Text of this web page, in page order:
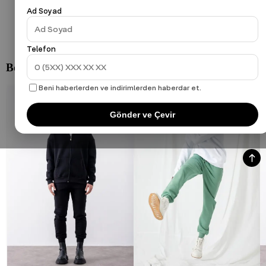
Ad Soyad
Telefon
Beni haberlerden ve indirimlerden haberdar et.
Gönder ve Çevir